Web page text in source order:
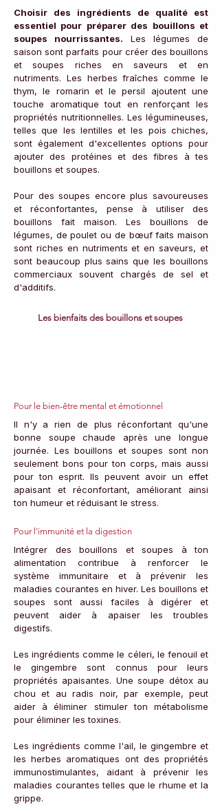
Choisir des ingrédients de qualité est
essentiel pour préparer des bouillons et
soupes nourrissantes. Les légumes de
saison sont parfaits pour créer des bouillons
et soupes riches en saveurs et en
nutriments. Les herbes fraîches comme le
thym, le romarin et le persil ajoutent une
touche aromatique tout en renforçant les
propriétés nutritionnelles. Les légumineuses,
telles que les lentilles et les pois chiches,
sont également d'excellentes options pour
ajouter des protéines et des fibres à tes
bouillons et soupes.
Pour des soupes encore plus savoureuses
et réconfortantes, pense à utiliser des
bouillons fait maison. Les bouillons de
légumes, de poulet ou de bœuf faits maison
sont riches en nutriments et en saveurs, et
sont beaucoup plus sains que les bouillons
commerciaux souvent chargés de sel et
d'additifs.
Les bienfaits des bouillons et soupes
Pour le bien-être mental et émotionnel
Il n'y a rien de plus réconfortant qu'une
bonne soupe chaude après une longue
journée. Les bouillons et soupes sont non
seulement bons pour ton corps, mais aussi
pour ton esprit. Ils peuvent avoir un effet
apaisant et réconfortant, améliorant ainsi
ton humeur et réduisant le stress.
Pour l'immunité et la digestion
Intégrer des bouillons et soupes à ton
alimentation contribue à renforcer le
système immunitaire et à prévenir les
maladies courantes en hiver. Les bouillons et
soupes sont aussi faciles à digérer et
peuvent aider à apaiser les troubles
digestifs.
Les ingrédients comme le céleri, le fenouil et
le gingembre sont connus pour leurs
propriétés apaisantes. Une soupe détox au
chou et au radis noir, par exemple, peut
aider à éliminer stimuler ton métabolisme
pour éliminer les toxines.
Les ingrédients comme l'ail, le gingembre et
les herbes aromatiques ont des propriétés
immunostimulantes, aidant à prévenir les
maladies courantes telles que le rhume et la
grippe.